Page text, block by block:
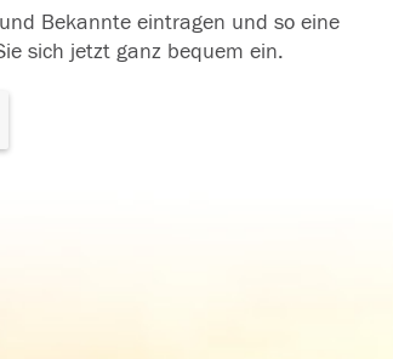
Bekannte eintragen und so eine
sich jetzt ganz bequem ein.